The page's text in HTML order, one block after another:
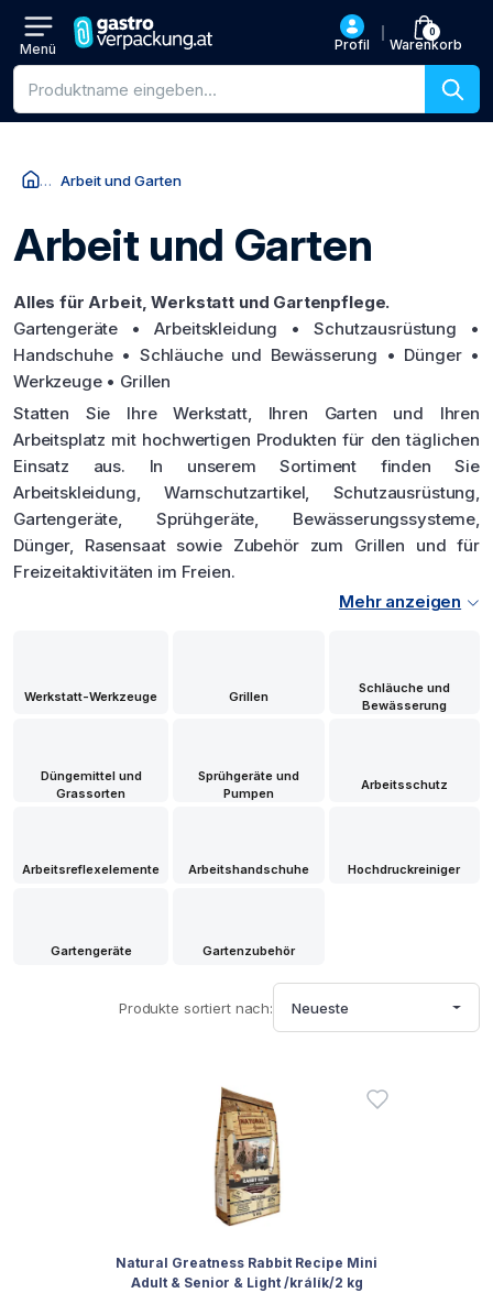
Menü Profil
0
Warenkorb
Produktsuche
Arbeit und Garten
Arbeit und Garten
Alles für Arbeit, Werkstatt und Gartenpflege.
Gartengeräte • Arbeitskleidung • Schutzausrüstung •
Handschuhe • Schläuche und Bewässerung • Dünger •
Werkzeuge • Grillen
Statten Sie Ihre Werkstatt, Ihren Garten und Ihren
Arbeitsplatz mit hochwertigen Produkten für den täglichen
Einsatz aus. In unserem Sortiment finden Sie
Arbeitskleidung, Warnschutzartikel, Schutzausrüstung,
Gartengeräte, Sprühgeräte, Bewässerungssysteme,
Dünger, Rasensaat sowie Zubehör zum Grillen und für
Freizeitaktivitäten im Freien.
Mehr anzeigen
Werkstatt-Werkzeuge Grillen
Schläuche und
Bewässerung
Düngemittel und
Grassorten
Sprühgeräte und
Pumpen
Arbeitsschutz
Arbeitsreflexelemente Arbeitshandschuhe Hochdruckreiniger
Gartengeräte Gartenzubehör
Produkte sortiert nach: Neueste
Natural Greatness Rabbit Recipe Mini
Adult & Senior & Light /králík/2 kg